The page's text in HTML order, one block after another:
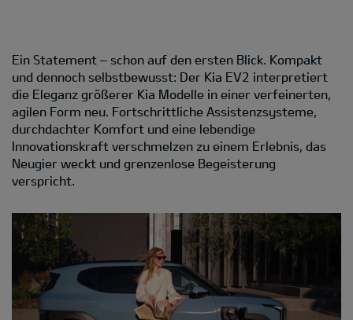
Ein Statement – schon auf den ersten Blick. Kompakt
und dennoch selbstbewusst: Der Kia EV2 interpretiert
die Eleganz größerer Kia Modelle in einer verfeinerten,
agilen Form neu. Fortschrittliche Assistenzsysteme,
durchdachter Komfort und eine lebendige
Innovationskraft verschmelzen zu einem Erlebnis, das
Neugier weckt und grenzenlose Begeisterung
verspricht.